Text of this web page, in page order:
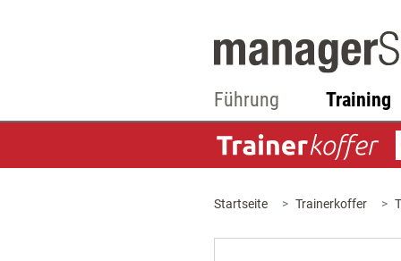
Führung Training
Startseite Trainerkoffer